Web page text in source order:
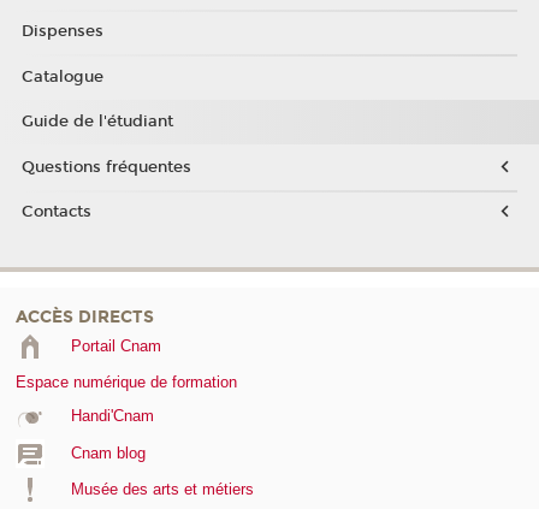
Dispenses
Catalogue
Guide de l'étudiant
Questions fréquentes
Contacts
ACCÈS DIRECTS
Portail Cnam
Espace numérique de formation
Handi'Cnam
Cnam blog
Musée des arts et métiers